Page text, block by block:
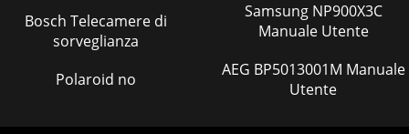
Bosch Telecamere di
sorveglianza
Polaroid no
Samsung NP900X3C
Manuale Utente
AEG BP5013001M Manuale
Utente